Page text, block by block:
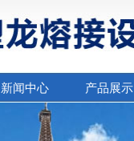
新闻中心 产品展示